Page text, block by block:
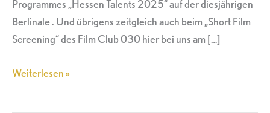
Programmes „Hessen Talents 2025“ auf der diesjährigen
Berlinale . Und übrigens zeitgleich auch beim „Short Film
Screening“ des Film Club 030 hier bei uns am […]
Weiterlesen »